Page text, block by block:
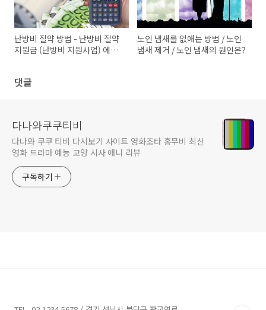
난방비 절약 방법 - 난방비 절약
지원금 (난방비 지원사업) 에코
노인 냄새를 없애는 방법 / 노인
냄새 제거 / 노인 냄새의 원인은?
댓글
다나와쿠쿠티비
다나와 쿠쿠 티비 다시보기 사이트 영화조타 홍무비 최신
영화 드라마 예능 교양 시사 애니 리뷰
구독하기